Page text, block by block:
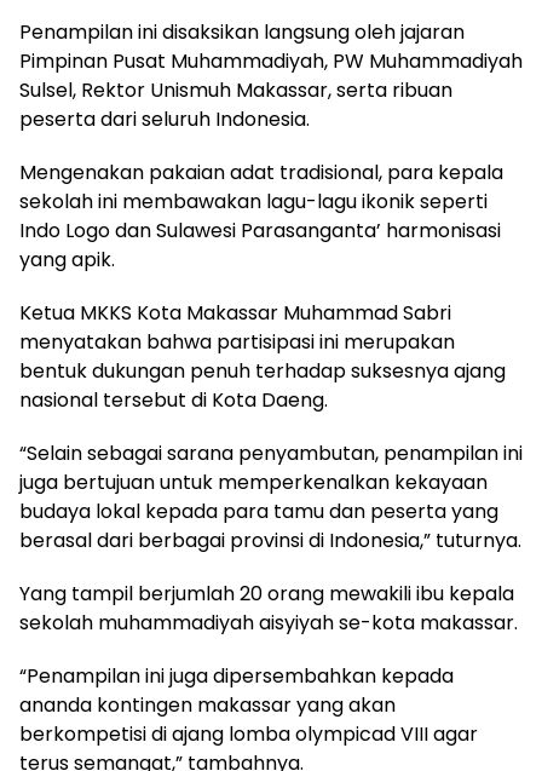
Penampilan ini disaksikan langsung oleh jajaran
Pimpinan Pusat Muhammadiyah, PW Muhammadiyah
Sulsel, Rektor Unismuh Makassar, serta ribuan
peserta dari seluruh Indonesia.
Mengenakan pakaian adat tradisional, para kepala
sekolah ini membawakan lagu-lagu ikonik seperti
Indo Logo dan Sulawesi Parasanganta’ harmonisasi
yang apik.
Ketua MKKS Kota Makassar Muhammad Sabri
menyatakan bahwa partisipasi ini merupakan
bentuk dukungan penuh terhadap suksesnya ajang
nasional tersebut di Kota Daeng.
“Selain sebagai sarana penyambutan, penampilan ini
juga bertujuan untuk memperkenalkan kekayaan
budaya lokal kepada para tamu dan peserta yang
berasal dari berbagai provinsi di Indonesia,” tuturnya.
Yang tampil berjumlah 20 orang mewakili ibu kepala
sekolah muhammadiyah aisyiyah se-kota makassar.
“Penampilan ini juga dipersembahkan kepada
ananda kontingen makassar yang akan
berkompetisi di ajang lomba olympicad VIII agar
terus semangat,” tambahnya.